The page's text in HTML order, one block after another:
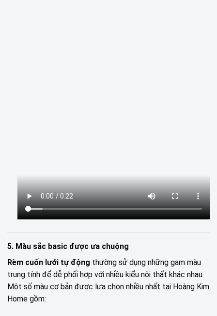
5. Màu sắc basic được ưa chuộng
Rèm cuốn lưới tự động thường sử dụng những gam màu
trung tính để dễ phối hợp với nhiều kiểu nội thất khác nhau.
Một số màu cơ bản được lựa chọn nhiều nhất tại Hoàng Kim
Home gồm: